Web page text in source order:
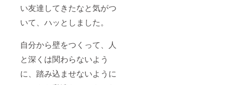
い友達してきたなと気がつ
いて、ハッとしました。
自分から壁をつくって、人
と深くは関わらないよう
に、踏み込ませないように